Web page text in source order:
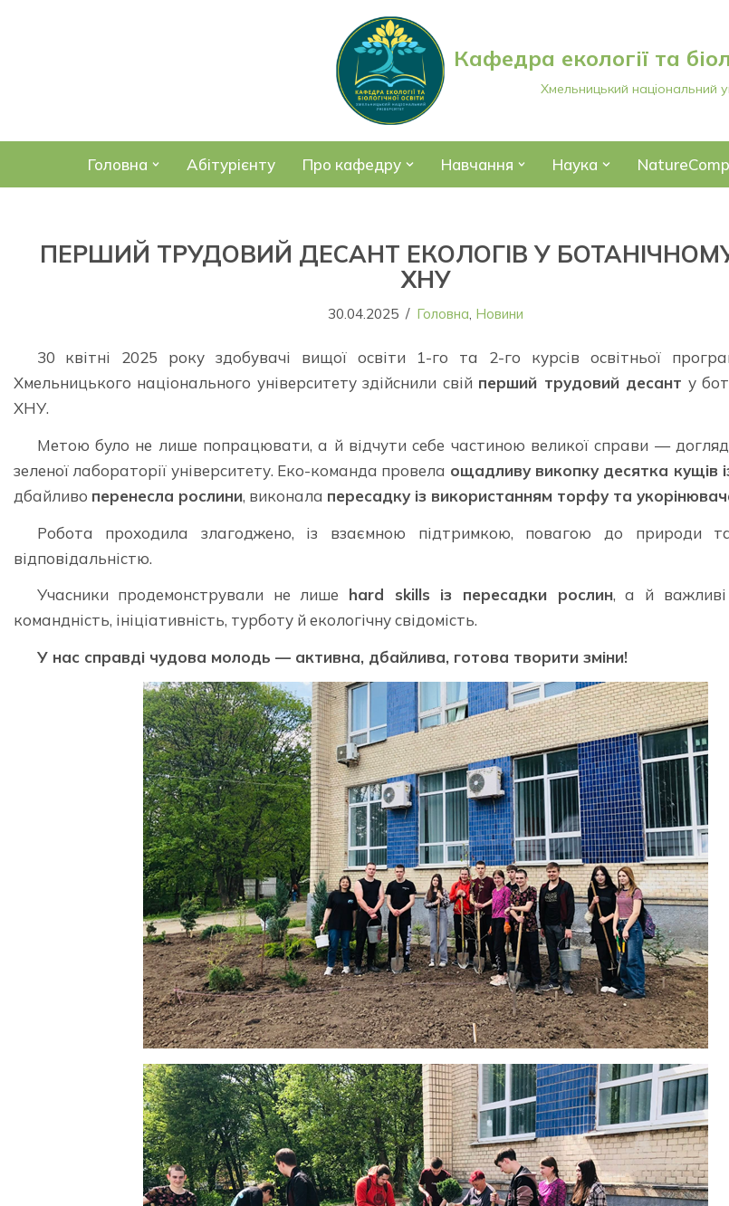
Кафедра екології та
Хмельницький національний
Головна Абітурієнту Про кафедру Навчання Наука
ПЕРШИЙ ТРУДОВИЙ ДЕСАНТ ЕКОЛОГІВ У
ХНУ
30.04.2025 Головна, Новини
30 квітні 2025 року здобувачі вищої освіти 1-го та 2-го курсів освітньої
Хмельницького національного університету здійснили свій перший трудовий десант у
ХНУ.
Метою було не лише попрацювати, а й відчути себе частиною великої справи —
зеленої лабораторії університету. Еко-команда провела ощадливу викопку десятка кущів
дбайливо перенесла рослини, виконала пересадку із використанням торфу та
Робота проходила злагоджено, із взаємною підтримкою, повагою до природи
відповідальністю.
Учасники продемонстрували не лише hard skills із пересадки рослин, а й важливі
командність, ініціативність, турботу й екологічну свідомість.
У нас справді чудова молодь — активна, дбайлива, готова творити зміни!